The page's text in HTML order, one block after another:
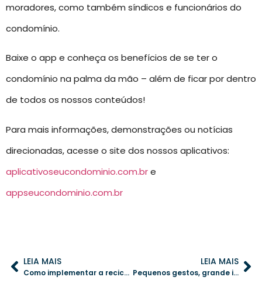
moradores, como também síndicos e funcionários do
condomínio.
Baixe o app e conheça os benefícios de se ter o
condomínio na palma da mão – além de ficar por dentro
de todos os nossos conteúdos!
Para mais informações, demonstrações ou notícias
direcionadas, acesse o site dos nossos aplicativos:
aplicativoseucondominio.com.bre
appseucondominio.com.br
LEIA MAIS
Como implementar a reciclagem no condomínio de forma eficiente
LEIA MAIS
Pequenos gestos, grande impacto: criando um ambiente de convivência harmoniosa no condomínio